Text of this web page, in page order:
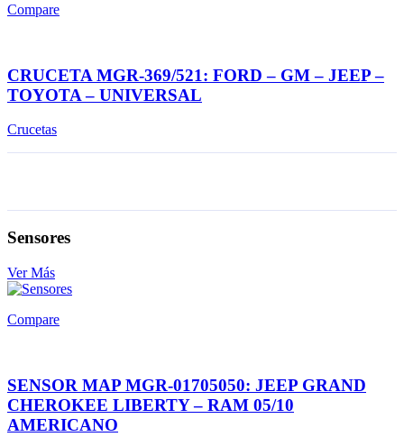
Compare
CRUCETA MGR-369/521: FORD – GM – JEEP –
TOYOTA – UNIVERSAL
Crucetas
Sensores
Ver Más
Compare
SENSOR MAP MGR-01705050: JEEP GRAND
CHEROKEE LIBERTY – RAM 05/10
AMERICANO